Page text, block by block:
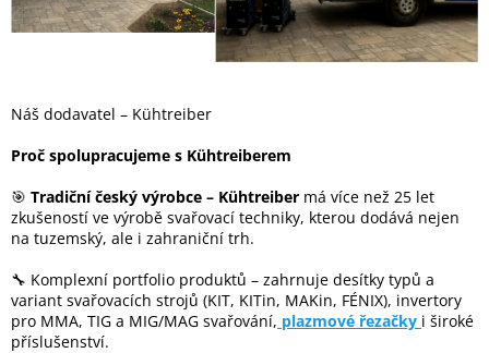
Náš dodavatel – Kühtreiber
Proč spolupracujeme s Kühtreiberem
🎯 Tradiční český výrobce – Kühtreiber má více než 25 let
zkušeností ve výrobě svařovací techniky, kterou dodává nejen
na tuzemský, ale i zahraniční trh.
🔧 Komplexní portfolio produktů – zahrnuje desítky typů a
variant svařovacích strojů (KIT, KITin, MAKin, FÉNIX), invertory
pro MMA, TIG a MIG/MAG svařování, plazmové řezačky i široké
příslušenství.